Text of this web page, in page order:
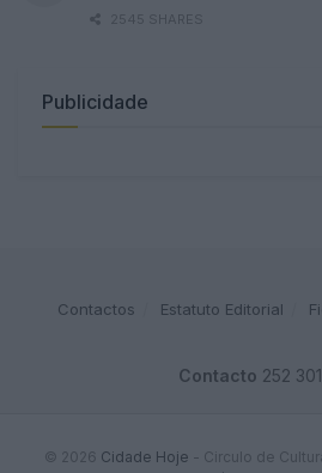
2545 SHARES
Publicidade
Contactos Estatuto Editorial
Contacto 252
© 2026 Cidade Hoje - Circulo de